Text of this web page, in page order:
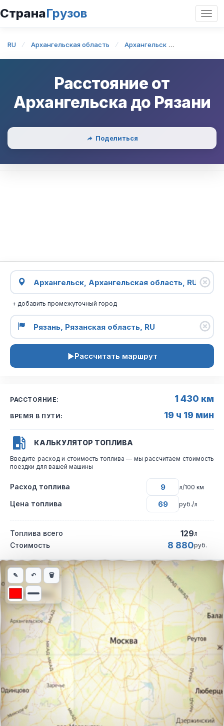
СтранаГрузов
RU Архангельская область Архангельск
Расстояние от
Архангельска до Рязани
Поделиться
+ добавить промежуточный город
Рассчитать маршрут
РАССТОЯНИЕ: 1 430 км
ВРЕМЯ В ПУТИ: 19 ч 19 мин
КАЛЬКУЛЯТОР ТОПЛИВА
Введите расход и стоимость топлива — мы рассчитаем стоимость
поездки для вашей машины
Расход топлива л/100 км
Цена топлива руб./л
Топлива всего 129л
Стоимость 8 880руб.
Интерактивная карта автомобильного маршрута из города
✎ ↶ 🗑